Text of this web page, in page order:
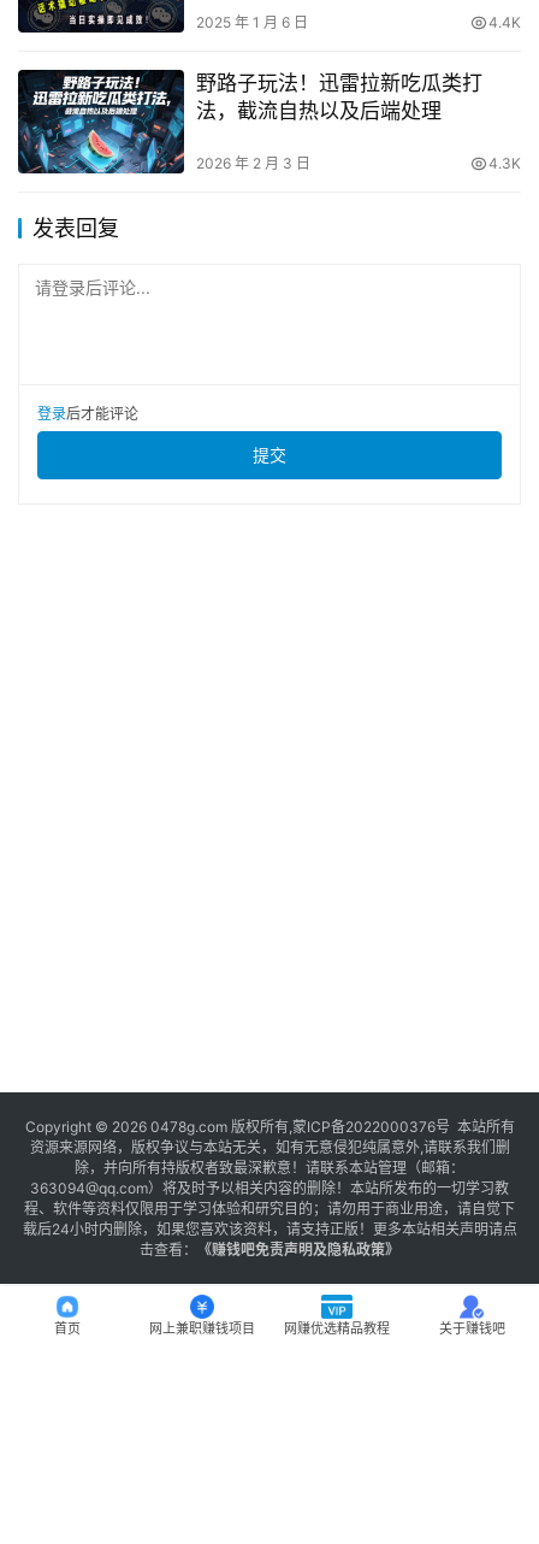
2025 年 1 月 6 日 4.4K
野路子玩法！迅雷拉新吃瓜类打
法，截流自热以及后端处理
2026 年 2 月 3 日 4.3K
发表回复
请登录后评论...
登录后才能评论
提交
Copyright © 2026 0478g.com 版权所有,蒙ICP备2022000376号 本站所有
资源来源网络，版权争议与本站无关，如有无意侵犯纯属意外,请联系我们删
除，并向所有持版权者致最深歉意！请联系本站管理（邮箱：
363094@qq.com）将及时予以相关内容的删除！本站所发布的一切学习教
程、软件等资料仅限用于学习体验和研究目的；请勿用于商业用途，请自觉下
载后24小时内删除，如果您喜欢该资料，请支持正版！更多本站相关声明请点
击查看：
《赚钱吧免责声明及隐私政策》
首页 网上兼职赚钱项目 网赚优选精品教程 关于赚钱吧